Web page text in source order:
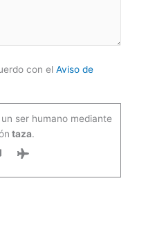
con elAviso de
ser humano mediante
taza.